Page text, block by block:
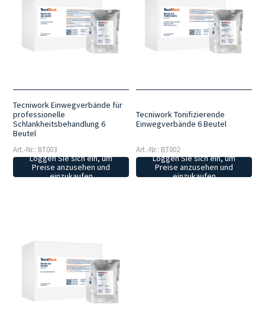
Tecniwork Einwegverbände für
professionelle
Schlankheitsbehandlung 6
Beutel
Art.-Nr.: BT003
Loggen Sie sich ein, um
Preise anzusehen und
einzukaufen
Tecniwork Tonifizierende
Einwegverbände 6 Beutel
Art.-Nr.: BT002
Loggen Sie sich ein, um
Preise anzusehen und
einzukaufen